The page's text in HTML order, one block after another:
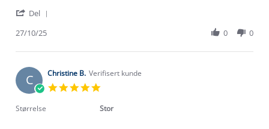
Karoline
on
Oct
Fornøyd
Del
Karoline
on
27
Oct
27/10/25 0 0
C Christine B. Verifisert kunde
rating
Størrelse Stor